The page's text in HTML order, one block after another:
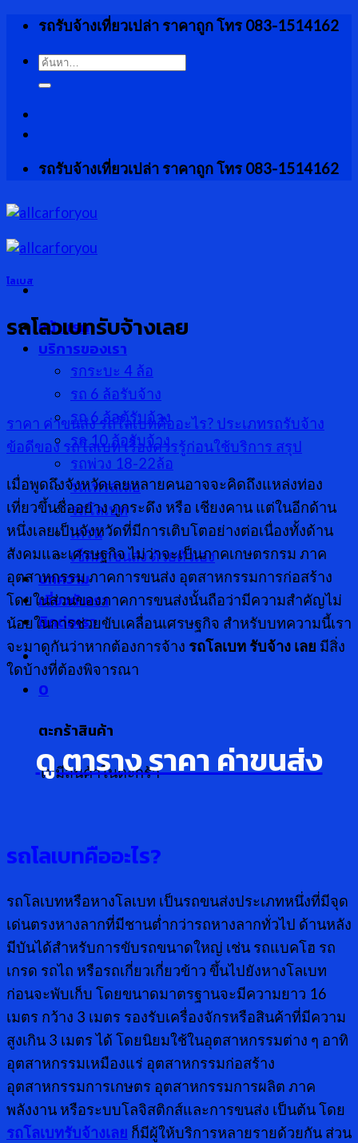
Skip
content
รถรับจ้างเที่ยวเปล่า ราคาถูก โทร 083-1514162
ค้นหา:
รถรับจ้างเที่ยวเปล่า ราคาถูก โทร 083-1514162
หน้าแรก
บริการของเรา
รกระบะ 4 ล้อ
รถ 6 ล้อรับจ้าง
รถ 6 ล้อตู้รับจ้าง
รถ 10 ล้อรับจ้าง
รถพ่วง 18-22ล้อ
รถเทรลเลอ
รถโลเบท
เครน
เช็คค่าขนส่ง ด้วยตัวเอง
บทความ
เกี่ยวกับเรา
ติดต่อเรา
0
ตะกร้าสินค้า
ไม่มีสินค้าในตะกร้า
โลเบส
รถโลวเบทรับจ้างเลย
ราคา ค่าขนส่งรถโลเบทคืออะไร? ประเภทรถรับจ้าง
ข้อดีของ รถโลเบทเรื่องควรรู้ก่อนใช้บริการ สรุป
เมื่อพูดถึงจังหวัดเลยหลายคนอาจจะคิดถึงแหล่งท่อง
เที่ยวขึ้นชื่ออย่าง ภูกระดึง หรือ เชียงคาน แต่ในอีกด้าน
หนึ่งเลยเป็นจังหวัดที่มีการเติบโตอย่างต่อเนื่องทั้งด้าน
สังคมและเศรษฐกิจ ไม่ว่าจะเป็นภาคเกษตรกรม ภาค
อุตสาหกรรม ภาคการขนส่ง อุตสาหกรรมการก่อสร้าง
โดยในส่วนของภาคการขนส่งนั้นถือว่ามีความสำคัญไม่
น้อยในการช่วยขับเคลื่อนเศรษฐกิจ สำหรับบทความนี้เรา
จะมาดูกันว่าหากต้องการจ้าง รถโลเบท รับจ้าง เลย มีสิ่ง
ใดบ้างที่ต้องพิจารณา
ดู ตาราง ราคา ค่าขนส่ง
รถโลเบทคืออะไร?
รถโลเบทหรือหางโลเบท เป็นรถขนส่งประเภทหนึ่งที่มีจุด
เด่นตรงหางลากที่มีชานต่ำกว่ารถหางลากทั่วไป ด้านหลัง
มีบันได้สำหรับการขับรถขนาดใหญ่ เช่น รถแบคโฮ รถ
เกรด รถไถ หรือรถเกี่ยวเกี่ยวข้าว ขึ้นไปยังหางโลเบท
ก่อนจะพับเก็บ โดยขนาดมาตรฐานจะมีความยาว 16
เมตร กว้าง 3 เมตร รองรับเครื่องจักรหรือสินค้าที่มีความ
สูงเกิน 3 เมตร ได้ โดยนิยมใช้ในอุตสาหกรรมต่าง ๆ อาทิ
อุตสาหกรรมเหมืองแร่ อุตสาหกรรมก่อสร้าง
อุตสาหกรรมการเกษตร อุตสาหกรรมการผลิต ภาค
พลังงาน หรือระบบโลจิสติกส์และการขนส่ง เป็นต้น โดย
รถโลเบทรับจ้างเลย ก็มีผู้ให้บริการหลายรายด้วยกัน ส่วน